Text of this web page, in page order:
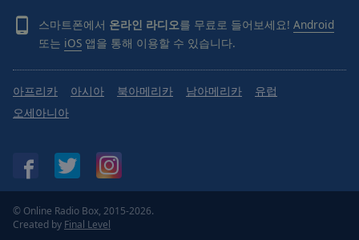
스마트폰에서 온라인 라디오를 무료로 들어보세요! Android
또는 iOS 앱을 통해 이용할 수 있습니다.
아프리카 아시아 북아메리카 남아메리카
유럽
오세아니아
© Online Radio Box, 2015-2026.
Created by Final Level